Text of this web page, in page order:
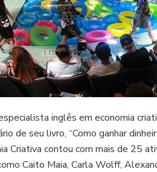
inglês em economia
de seu livro, “Como ganhar
Criativa contou com mais de 25
Caito Maia, Carla Wolff,